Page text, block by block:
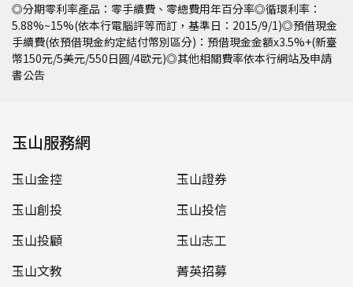
◎分期零利率產品：零手續費、零總費用年百分率◎循環利率：
5.88%~15%(依本行電腦評等而訂，基準日：2015/9/1)◎預借現金
手續費(依預借現金約定結付幣別區分)：預借現金金額x3.5%+(新臺
幣150元/5美元/550日圓/4歐元)◎其他相關費率依本行網站及申請
書公告
玉山服務網
玉山金控
玉山證券
玉山創投
玉山投信
玉山投顧
玉山志工
玉山文教
菁英招募